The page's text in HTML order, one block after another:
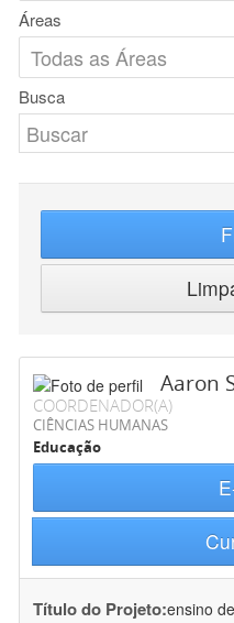
Áreas
Busca
Aaron
COORDENADOR(A)
CIÊNCIAS HUMANAS
Educação
Título do Projeto:ensino